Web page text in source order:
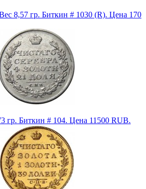
8,57 гр. Биткин # 1030 (R). Цена 170
гр. Биткин # 104. Цена 11500 RUB.